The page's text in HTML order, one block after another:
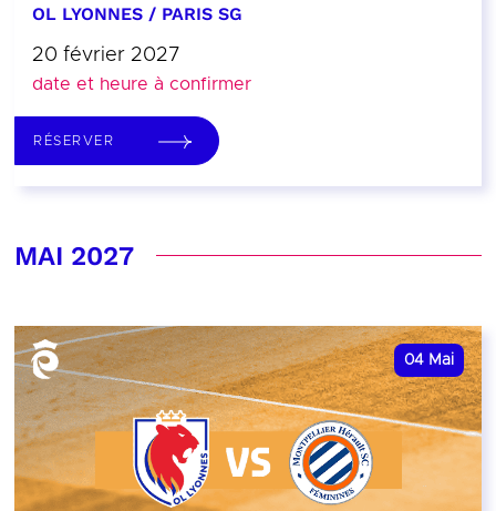
OL LYONNES / PARIS SG
20 février 2027
date et heure à confirmer
RÉSERVER
MAI 2027
04 Mai